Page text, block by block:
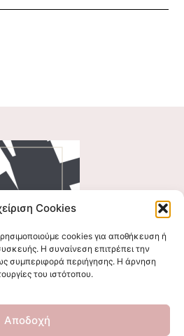
Cookies
cookies για αποθήκευση ή
Η συναίνεση επιτρέπει την
συμπεριφορά περιήγησης. Η άρνηση
του ιστότοπου.
Αποδοχή μαζί μας